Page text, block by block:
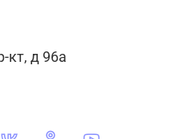
кт, д 96а